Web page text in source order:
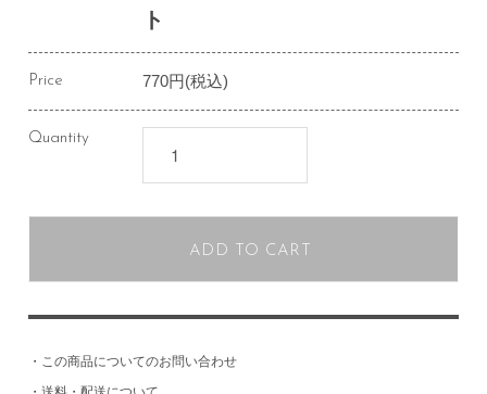
ト
Price 770円(税込)
Quantity
ADD TO CART
・ この商品についてのお問い合わせ